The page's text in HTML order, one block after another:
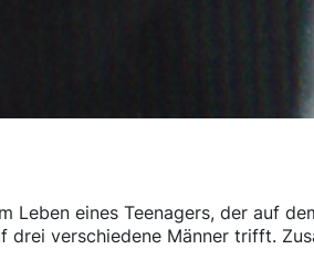
Leben eines Teenagers, der auf
drei verschiedene Männer trifft.